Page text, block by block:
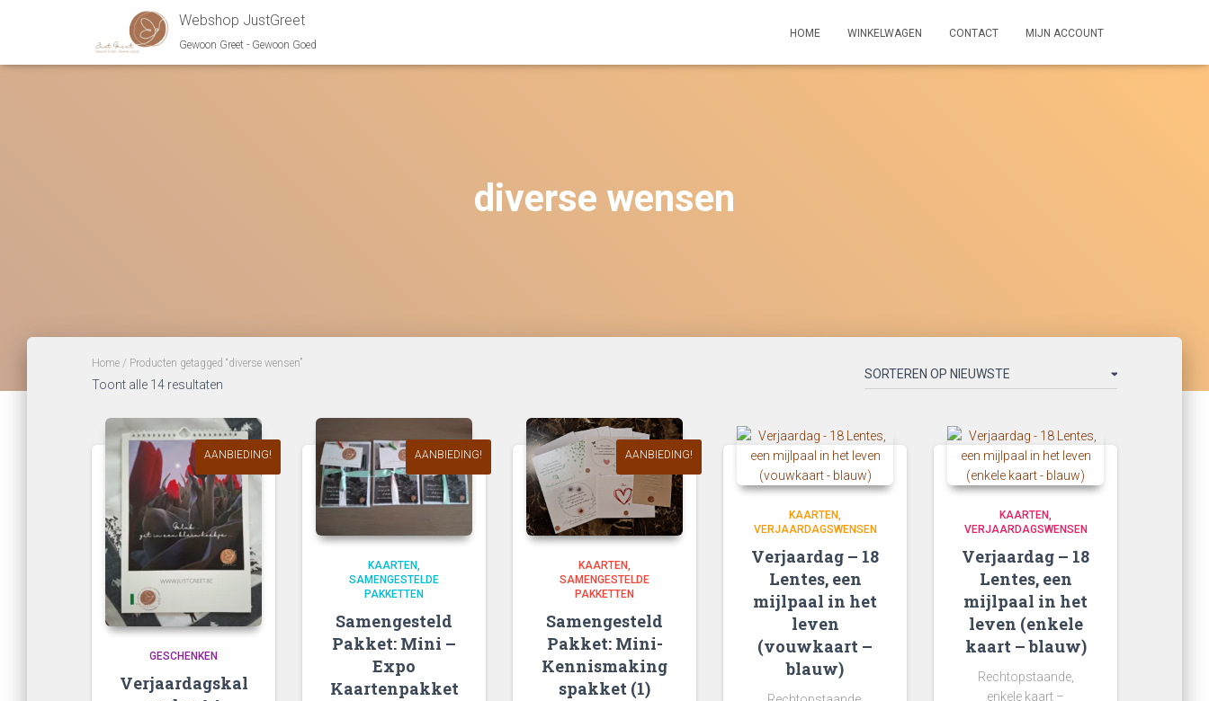
Webshop JustGreet
Gewoon Greet - Gewoon Goed
HOME WINKELWAGEN CONTACT MIJN ACCOUNT
diverse wensen
Home / Producten getagged “diverse wensen”
Toont alle 14 resultaten
nieuwste
AANBIEDING!
GESCHENKEN
Verjaardagskal
AANBIEDING!
KAARTEN
SAMENGESTELDE
PAKKETTEN
Samengesteld
Pakket: Mini –
Expo
Kaartenpakket
AANBIEDING!
KAARTEN
SAMENGESTELDE
PAKKETTEN
Samengesteld
Pakket: Mini-
Kennismaking
spakket (1)
KAARTEN
VERJAARDAGSWENSEN
Verjaardag – 18
Lentes, een
mijlpaal in het
leven
(vouwkaart –
blauw)
KAARTEN
VERJAARDAGSWENSEN
Verjaardag – 18
Lentes, een
mijlpaal in het
leven (enkele
kaart – blauw)
Rechtopstaande,
enkele kaart –